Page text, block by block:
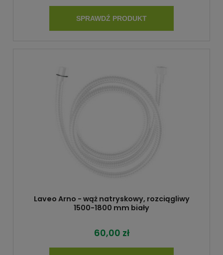
SPRAWDŹ PRODUKT
Laveo Arno - wąż natryskowy, rozciągliwy
1500-1800 mm biały
60,00 zł